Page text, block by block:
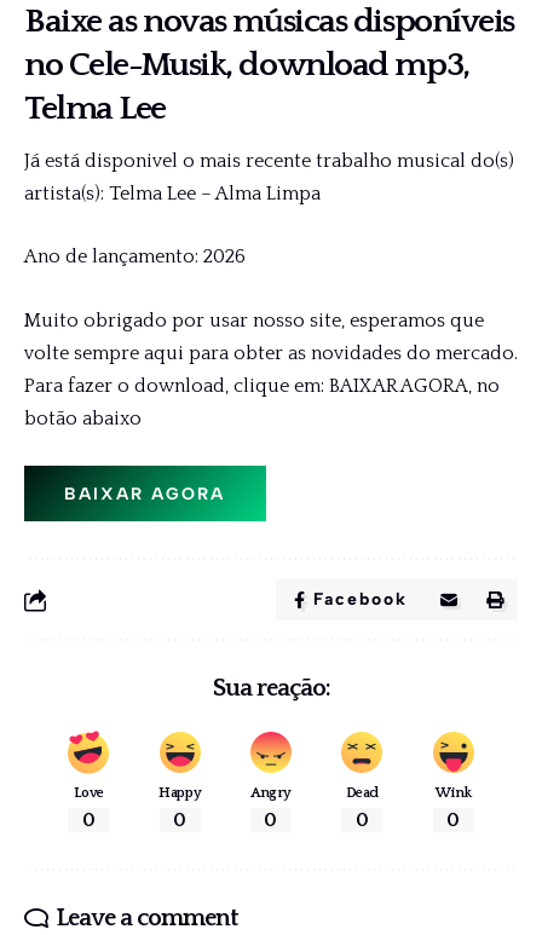
Baixe as novas músicas disponíveis
no Cele-Musik, download mp3,
Telma Lee
Já está disponivel o mais recente trabalho musical do(s)
artista(s): Telma Lee – Alma Limpa
Ano de lançamento: 2026
Muito obrigado por usar nosso site, esperamos que
volte sempre aqui para obter as novidades do mercado.
Para fazer o download, clique em: BAIXAR AGORA, no
botão abaixo
BAIXAR AGORA
Facebook
Sua reação:
Love
0
Happy
0
Angry
0
Dead
0
Wink
0
Leave a comment